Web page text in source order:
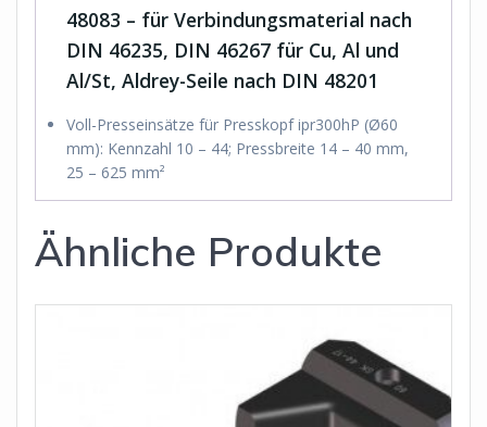
48083 – für Verbindungsmaterial nach
DIN 46235, DIN 46267 für Cu, Al und
Al/St, Aldrey-Seile nach DIN 48201
Voll-Presseinsätze für Presskopf ipr300hP (Ø60
mm): Kennzahl 10 – 44; Pressbreite 14 – 40 mm,
25 – 625 mm²
Ähnliche Produkte